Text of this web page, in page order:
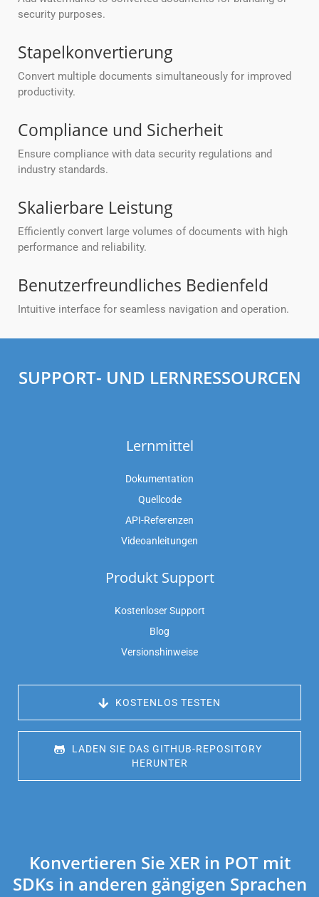
security purposes.
Stapelkonvertierung
Convert multiple documents simultaneously for improved
productivity.
Compliance und Sicherheit
Ensure compliance with data security regulations and
industry standards.
Skalierbare Leistung
Efficiently convert large volumes of documents with high
performance and reliability.
Benutzerfreundliches Bedienfeld
Intuitive interface for seamless navigation and operation.
SUPPORT- UND LERNRESSOURCEN
Lernmittel
Dokumentation
Quellcode
API-Referenzen
Videoanleitungen
Produkt Support
Kostenloser Support
Blog
Versionshinweise
KOSTENLOS TESTEN
LADEN SIE DAS GITHUB-REPOSITORY
HERUNTER
Konvertieren Sie XER in POT mit
SDKs in anderen gängigen Sprachen